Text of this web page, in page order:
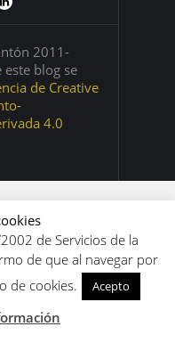
2011-
blog se
de Creative
4.0
de Servicios de la
de que al navegar por
de cookies.
Acepto